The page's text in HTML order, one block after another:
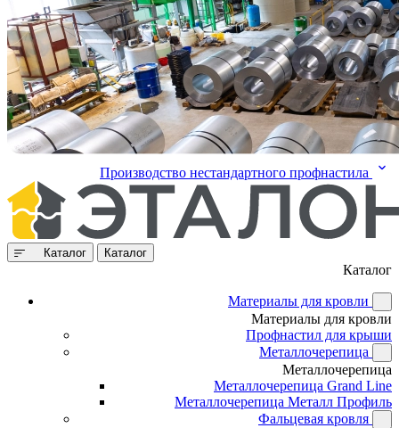
Производство нестандартного профнастила
Каталог Каталог
Каталог
Материалы для кровли
Материалы для кровли
Профнастил для крыши
Металлочерепица
Металлочерепица
Металлочерепица Grand Line
Металлочерепица Металл Профиль
Фальцевая кровля